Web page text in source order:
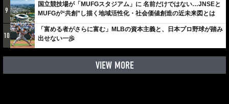
9
国立競技場が「MUFGスタジアム」に 名前だけではない…JNSEと
MUFGが“共創”し描く地域活性化・社会価値創造の近未来図とは
10
「富める者がさらに富む」MLBの資本主義と、日本プロ野球が踏み
出せない一歩
VIEW MORE